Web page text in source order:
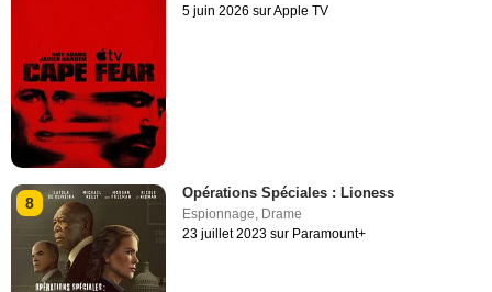
5 juin 2026 sur Apple TV
8
Opérations Spéciales : Lioness
Espionnage, Drame
23 juillet 2023 sur Paramount+